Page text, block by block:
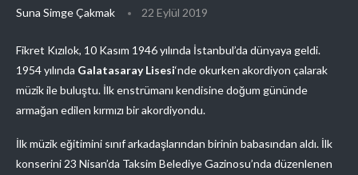
Suna Simge Çakmak 22 Eylül 2019
Fikret Kızılok, 10 Kasım 1946 yılında İstanbul’da dünyaya geldi.
1954 yılında Galatasaray Lisesi‘nde okurken akordiyon çalarak
müzik ile buluştu. İlk enstrümanı kendisine doğum gününde
armağan edilen kırmızı bir akordiyondu.
İlk müzik eğitimini sınıf arkadaşlarından birinin babasından aldı. İlk
konserini 23 Nisan’da Taksim Belediye Gazinosu’nda düzenlenen